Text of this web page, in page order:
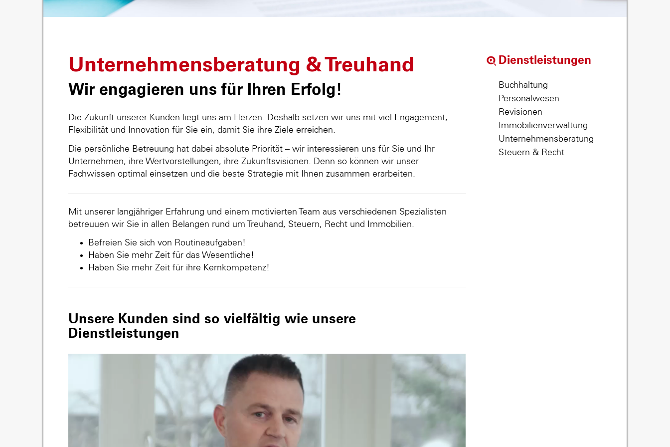
Unternehmensberatung & Treuhand
Wir engagieren uns für Ihren Erfolg!
Die Zukunft unserer Kunden liegt uns am Herzen. Deshalb setzen wir uns mit viel Engagement,
Flexibilität und Innovation für Sie ein, damit Sie ihre Ziele erreichen.
Die persönliche Betreuung hat dabei absolute Priorität – wir interessieren uns für Sie und Ihr
Unternehmen, ihre Wertvorstellungen, ihre Zukunftsvisionen. Denn so können wir unser
Fachwissen optimal einsetzen und die beste Strategie mit Ihnen zusammen erarbeiten.
Mit unserer langjähriger Erfahrung und einem motivierten Team aus verschiedenen Spezialisten
betreuuen wir Sie in allen Belangen rund um Treuhand, Steuern, Recht und Immobilien.
Befreien Sie sich von Routineaufgaben!
Haben Sie mehr Zeit für das Wesentliche!
Haben Sie mehr Zeit für ihre Kernkompetenz!
Unsere Kunden sind so vielfältig wie unsere
Dienstleistungen
Dienstleistungen
Buchhaltung
Personalwesen
Revisionen
Immobilienverwaltung
Unternehmensberatung
Steuern & Recht